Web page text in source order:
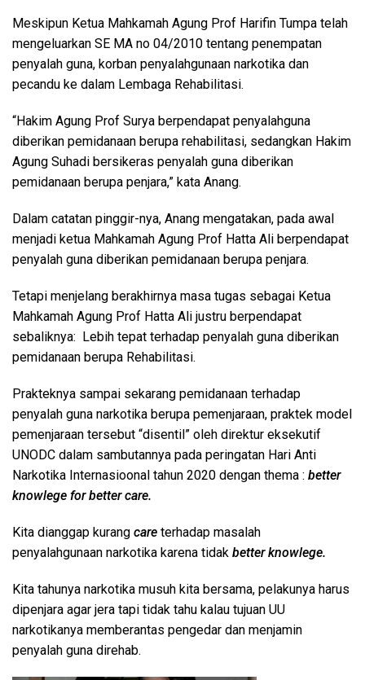
Meskipun Ketua Mahkamah Agung Prof Harifin Tumpa telah
mengeluarkan SE MA no 04/2010 tentang penempatan
penyalah guna, korban penyalahgunaan narkotika dan
pecandu ke dalam Lembaga Rehabilitasi.
“Hakim Agung Prof Surya berpendapat penyalahguna
diberikan pemidanaan berupa rehabilitasi, sedangkan Hakim
Agung Suhadi bersikeras penyalah guna diberikan
pemidanaan berupa penjara,” kata Anang.
Dalam catatan pinggir-nya, Anang mengatakan, pada awal
menjadi ketua Mahkamah Agung Prof Hatta Ali berpendapat
penyalah guna diberikan pemidanaan berupa penjara.
Tetapi menjelang berakhirnya masa tugas sebagai Ketua
Mahkamah Agung Prof Hatta Ali justru berpendapat
sebaliknya: Lebih tepat terhadap penyalah guna diberikan
pemidanaan berupa Rehabilitasi.
Prakteknya sampai sekarang pemidanaan terhadap
penyalah guna narkotika berupa pemenjaraan, praktek model
pemenjaraan tersebut “disentil” oleh direktur eksekutif
UNODC dalam sambutannya pada peringatan Hari Anti
Narkotika Internasioonal tahun 2020 dengan thema : better
knowlege for better care.
Kita dianggap kurang care terhadap masalah
penyalahgunaan narkotika karena tidak better knowlege.
Kita tahunya narkotika musuh kita bersama, pelakunya harus
dipenjara agar jera tapi tidak tahu kalau tujuan UU
narkotikanya memberantas pengedar dan menjamin
penyalah guna direhab.